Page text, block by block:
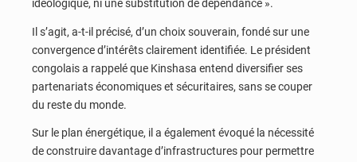
idéologique, ni une substitution de dépendance ».
Il s’agit, a-t-il précisé, d’un choix souverain, fondé sur une
convergence d’intérêts clairement identifiée. Le président
congolais a rappelé que Kinshasa entend diversifier ses
partenariats économiques et sécuritaires, sans se couper
du reste du monde.
Sur le plan énergétique, il a également évoqué la nécessité
de construire davantage d’infrastructures pour permettre